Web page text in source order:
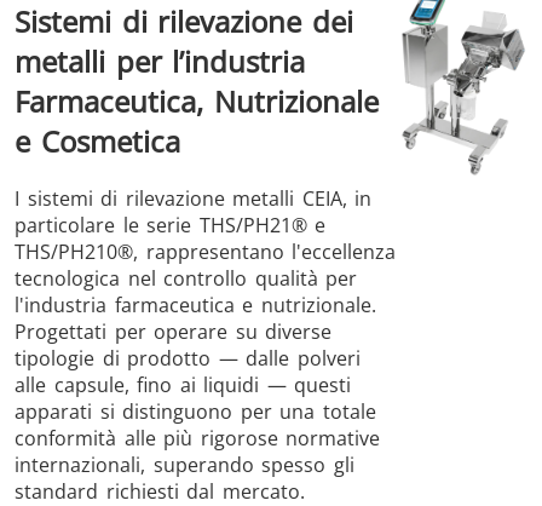
THS/FBB
THS/MBB
THS/GMS21
THS/G21
THS Production
4.0
MD-SCOPE
Sistemi di rilevazione dei
metalli per l’industria
Farmaceutica, Nutrizionale
e Cosmetica
I sistemi di rilevazione metalli CEIA, in
particolare le serie THS/PH21® e
THS/PH210®, rappresentano l'eccellenza
tecnologica nel controllo qualità per
l'industria farmaceutica e nutrizionale.
Progettati per operare su diverse
tipologie di prodotto — dalle polveri
alle capsule, fino ai liquidi — questi
apparati si distinguono per una totale
conformità alle più rigorose normative
internazionali, superando spesso gli
standard richiesti dal mercato.